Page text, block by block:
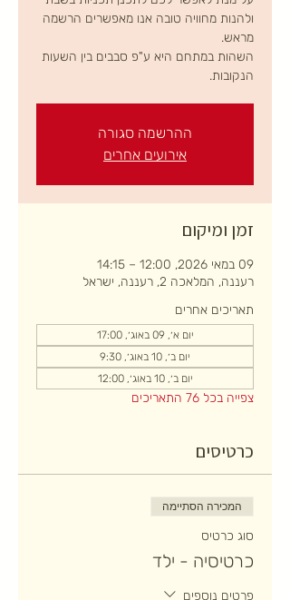
ולהנות מחוויה טובה אנו מאפשרים הרשמה
השהות במתחם היא ע"פ סבבים בין השעות
הנקובות.
ההרשמה סגורה
אירועים אחרים
זמן ומיקום
09 במאי 2026, 12:00 – 14:15
רעננה, המלאכה 2, רעננה, ישראל
תאריכים אחרים
יום א׳, 09 באוג׳, 17:00
יום ב׳, 10 באוג׳, 9:30
יום ב׳, 10 באוג׳, 12:00
צפייה בכל 76 התאריכים
כרטיסים
המכירה הסתיימה
סוג כרטיס
כרטיסיה - ילד
פרטים נוספים